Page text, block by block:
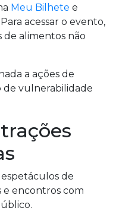
Meu Bilhete e
acessar o evento,
de alimentos não
a ações de
de vulnerabilidade
de
e encontros com